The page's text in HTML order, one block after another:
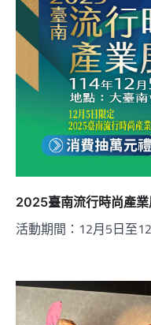
2025臺南流行時尚產
活動期間：12月5日至